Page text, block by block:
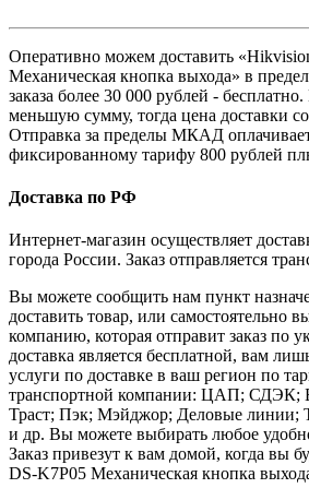
Оперативно можем доставить
Механическая кнопка выхода» в
заказа более 30 000 рублей -
меньшую сумму, тогда цена доставки
Отправка за пределы МКАД
фиксированному тарифу 800 рублей
Доставка по РФ
Интернет-магазин осуществляет
города России. Заказ отправляется
Вы можете сообщить нам пункт
доставить товар, или самостоятельно
компанию, которая отправит заказ по
доставка является бесплатной, вам
услуги по доставке в ваш регион по
транспортной компании: ЦАП; СДЭК;
Траст; Пэк; Мэйджор; Деловые
и др. Вы можете выбирать любое
Заказ привезут к вам домой, когда вы
DS-K7P05 Механическая кнопка